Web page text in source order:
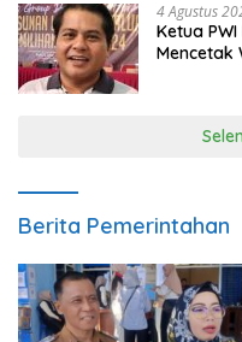
4 Agustus
Ketua
Mencetak
Berita Pemerintahan